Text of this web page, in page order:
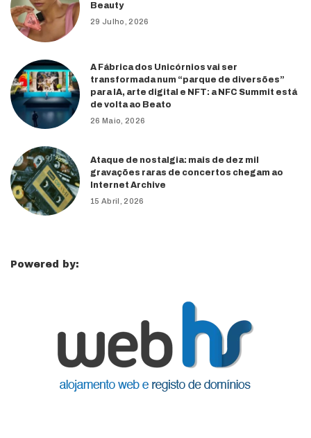
Beauty
29 Julho, 2026
A Fábrica dos Unicórnios vai ser
transformada num “parque de diversões”
para IA, arte digital e NFT: a NFC Summit está
de volta ao Beato
26 Maio, 2026
Ataque de nostalgia: mais de dez mil
gravações raras de concertos chegam ao
Internet Archive
15 Abril, 2026
Powered by: